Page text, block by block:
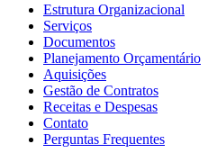
Estrutura Organizacional
Serviços
Documentos
Planejamento Orçamentário
Aquisições
Gestão de Contratos
Receitas e Despesas
Contato
Perguntas Frequentes